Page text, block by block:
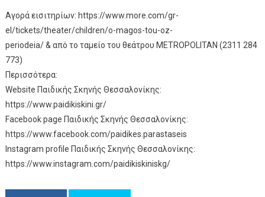
Αγορά εισιτηρίων: https://www.more.com/gr-
el/tickets/theater/children/o-magos-tou-oz-
periodeia/ & από το ταμείο του θεάτρου METROPOLITAN (2311 284
773)
Περισσότερα:
Website Παιδικής Σκηνής Θεσσαλονίκης:
https://www.paidikiskini.gr/
Facebook page Παιδικής Σκηνής Θεσσαλονίκης:
https://www.facebook.com/paidikes.parastaseis
Instagram profile Παιδικής Σκηνής Θεσσαλονίκης:
https://www.instagram.com/paidikiskiniskg/